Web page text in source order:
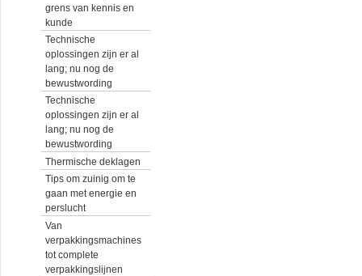
grens van kennis en
kunde
Technische
oplossingen zijn er al
lang; nu nog de
bewustwording
Technische
oplossingen zijn er al
lang; nu nog de
bewustwording
Thermische deklagen
Tips om zuinig om te
gaan met energie en
perslucht
Van
verpakkingsmachines
tot complete
verpakkingslijnen